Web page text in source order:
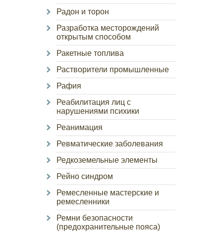
Радон и торон
Разработка месторождений
открытым способом
Ракетные топлива
Растворители промышленные
Рафия
Реабилитация лиц с
нарушениями психики
Реанимация
Ревматические заболевания
Редкоземельные элементы
Рейно синдром
Ремесленные мастерские и
ремесленники
Ремни безопасности
(предохранительные пояса)